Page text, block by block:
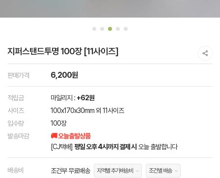
지퍼스탠드투명 100장 [11사이즈]
판매가격 6,200원
적립금 마일리지 : +62원
사이즈
100x170x30mm 외 11사이즈
입수량
100장
발송마감
🚚 오늘출발상품
[CJ택배] 평일 오후 4시까지 결제 시 오늘 출발합니다
배송비 조건부 무료배송 지역별 추가배송비 조건별 배송